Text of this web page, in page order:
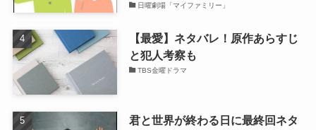
日曜劇場「マイファミリー」
【最愛】ネタバレ！原作あらすじ
と犯人考察も
TBS金曜ドラマ
君と世界が終わる日に最終回ネタ